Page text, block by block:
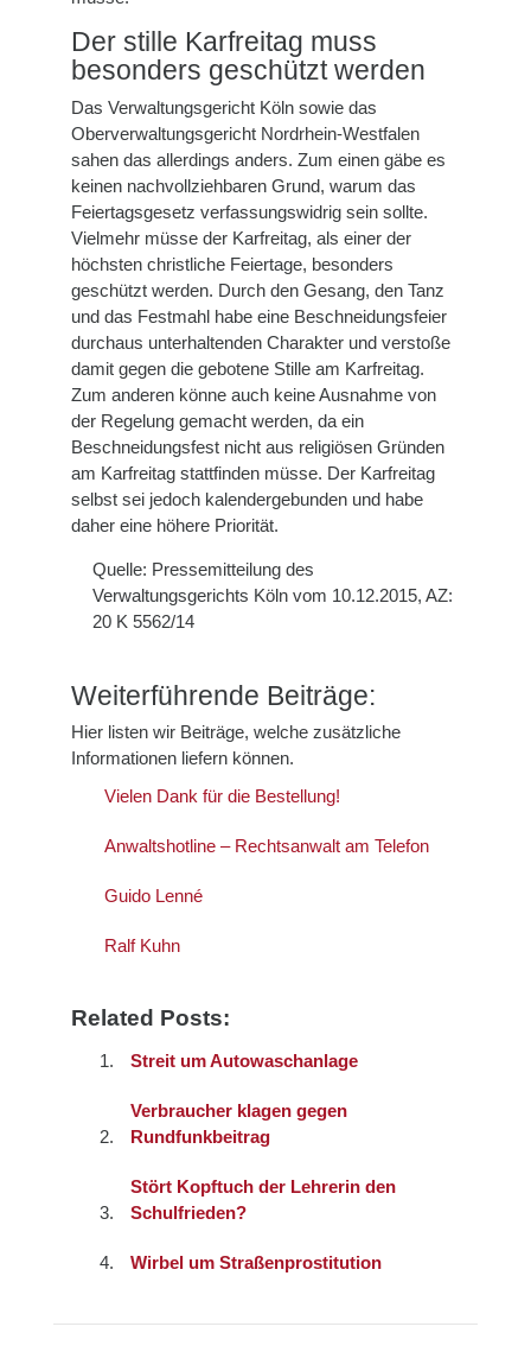
Der stille Karfreitag muss
besonders geschützt werden
Das Verwaltungsgericht Köln sowie das
Oberverwaltungsgericht Nordrhein-Westfalen
sahen das allerdings anders. Zum einen gäbe es
keinen nachvollziehbaren Grund, warum das
Feiertagsgesetz verfassungswidrig sein sollte.
Vielmehr müsse der Karfreitag, als einer der
höchsten christliche Feiertage, besonders
geschützt werden. Durch den Gesang, den Tanz
und das Festmahl habe eine Beschneidungsfeier
durchaus unterhaltenden Charakter und verstoße
damit gegen die gebotene Stille am Karfreitag.
Zum anderen könne auch keine Ausnahme von
der Regelung gemacht werden, da ein
Beschneidungsfest nicht aus religiösen Gründen
am Karfreitag stattfinden müsse. Der Karfreitag
selbst sei jedoch kalendergebunden und habe
daher eine höhere Priorität.
Quelle: Pressemitteilung des
Verwaltungsgerichts Köln vom 10.12.2015, AZ:
20 K 5562/14
Weiterführende Beiträge:
Hier listen wir Beiträge, welche zusätzliche
Informationen liefern können.
Vielen Dank für die Bestellung!
Anwaltshotline – Rechtsanwalt am Telefon
Guido Lenné
Ralf Kuhn
Related Posts:
Streit um Autowaschanlage
Verbraucher klagen gegen
Rundfunkbeitrag
Stört Kopftuch der Lehrerin den
Schulfrieden?
Wirbel um Straßenprostitution